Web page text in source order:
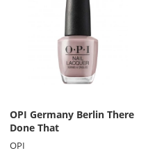
OPI Germany Berlin There
Done That
OPI